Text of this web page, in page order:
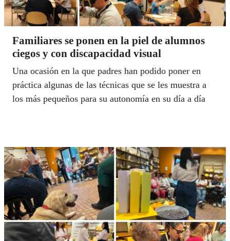
Familiares se ponen en la piel de alumnos
ciegos y con discapacidad visual
Una ocasión en la que padres han podido poner en
práctica algunas de las técnicas que se les muestra a
los más pequeños para su autonomía en su día a día